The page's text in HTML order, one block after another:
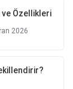
ve Özellikleri
2026